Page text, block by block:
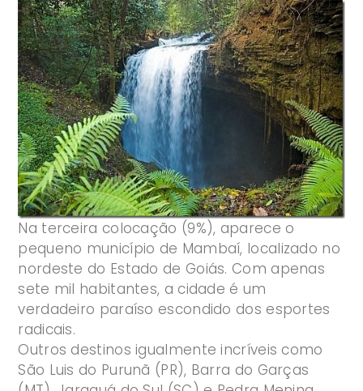
Na terceira colocação (9%), aparece o
pequeno município de Mambaí, localizado no
nordeste do Estado de Goiás. Com apenas
sete mil habitantes, a cidade é um
verdadeiro paraíso escondido dos esportes
radicais.
Outros destinos igualmente incríveis como
São Luis do Purunã (PR), Barra do Garças